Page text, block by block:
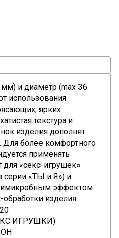
и диаметр (max 36
использования
ярких
текстура и
изделия дополнят
более комфортного
применять
«секс-игрушек»
серии «ТЫ и Я») и
эффектом
обработки изделия.
ИГРУШКИ)